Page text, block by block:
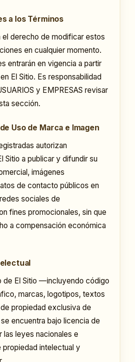
a los Términos
el derecho de modificar estos
en cualquier momento.
entrarán en vigencia a partir
El Sitio. Es responsabilidad
y EMPRESAS revisar
sección.
Uso de Marca e Imagen
autorizan
Sitio a publicar y difundir su
imágenes
de contacto públicos en
sociales de
fines promocionales, sin que
a compensación económica
de El Sitio —incluyendo código
marcas, logotipos, textos
propiedad exclusiva de
encuentra bajo licencia de
las leyes nacionales e
propiedad intelectual y